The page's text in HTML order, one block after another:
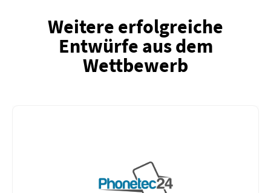
Weitere erfolgreiche
Entwürfe aus dem
Wettbewerb